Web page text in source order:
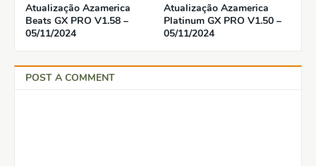
Atualização Azamerica
Beats GX PRO V1.58 –
05/11/2024
Atualização Azamerica
Platinum GX PRO V1.50 –
05/11/2024
POST A COMMENT